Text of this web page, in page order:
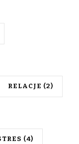
RELACJE (2)
(4)